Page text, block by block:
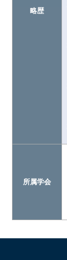
略歴
所属学会